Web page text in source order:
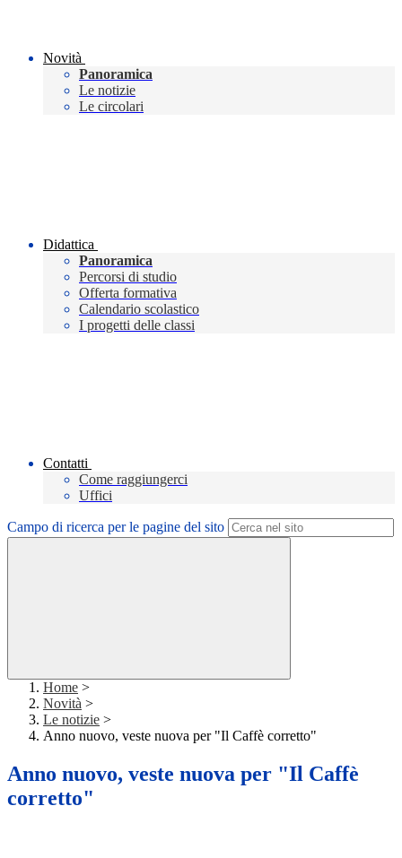
Novità
Panoramica
Le notizie
Le circolari
Didattica
Panoramica
Percorsi di studio
Offerta formativa
Calendario scolastico
I progetti delle classi
Contatti
Come raggiungerci
Uffici
Campo di ricerca per le pagine del sito
Home >
Novità >
Le notizie >
Anno nuovo, veste nuova per "Il Caffè corretto"
Anno nuovo, veste nuova per "Il Caffè
corretto"